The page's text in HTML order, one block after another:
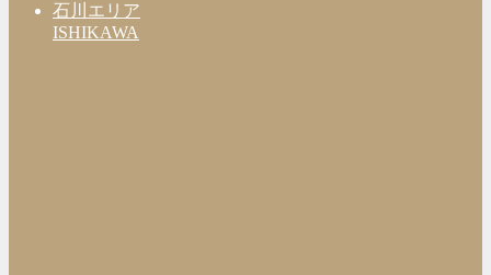
石川エリア
ISHIKAWA